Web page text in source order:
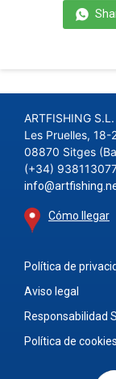
ARTFISHING S.L.
Les Pruelles, 18-
08870 Sitges
(+34)
Cómo llegar
Política de
Aviso legal
Responsabilidad
Política de cookies